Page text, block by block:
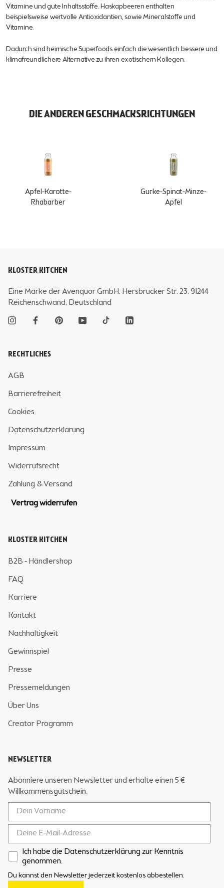
Vitamine und gute Inhaltsstoffe. Haskapbeeren enthalten
beispielsweise wertvolle Antioxidantien, sowie Mineralstoffe und
Vitamine.
Dadurch sind heimische Superfoods einfach die wesentlich bessere und
klimafreundlichere Alternative zu ihren exotischem Kollegen.
DIE ANDEREN GESCHMACKSRICHTUNGEN
Apfel-Karotte-
Rhabarber
Gurke-Spinat-Minze-
Apfel
KLOSTER KITCHEN
Eine Marke der Avenquor GmbH, Hersbrucker Str. 23, 91244
Reichenschwand, Deutschland
RECHTLICHES
AGB
Barrierefreiheit
Cookies
Datenschutzerklärung
Impressum
Widerrufsrecht
Zahlung & Versand
Vertrag widerrufen
KLOSTER KITCHEN
B2B - Händlershop
FAQ
Karriere
Kontakt
Nachhaltigkeit
Gewinnspiel
Presse
Pressemeldungen
Über Uns
Creator Programm
NEWSLETTER
Abonniere unseren Newsletter und erhalte einen 5 €
Willkommensgutschein.
Ich habe die Datenschutzerklärung zur Kenntnis
genommen.
Du kannst den Newsletter jederzeit kostenlos abbestellen.